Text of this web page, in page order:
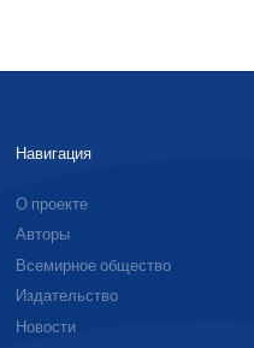
Навигация
О проекте
Авторы
Всемирное общество
Издательство
Новости